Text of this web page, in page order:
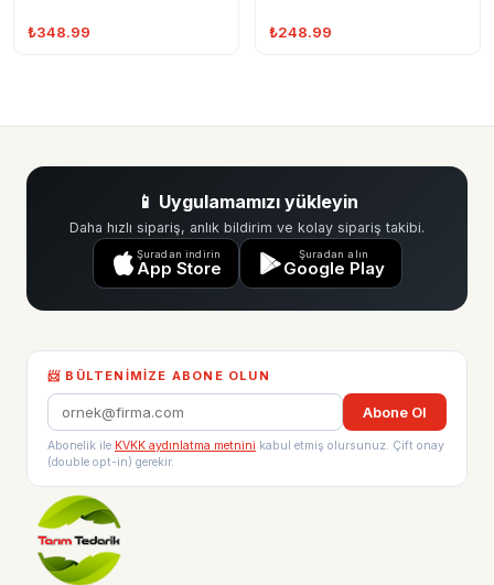
₺348.99 ₺248.99
📱 Uygulamamızı yükleyin
Daha hızlı sipariş, anlık bildirim ve kolay sipariş takibi.
Şuradan indirin
App Store
Şuradan alın
Google Play
📨 BÜLTENIMIZE ABONE OLUN
Abone Ol
Abonelik ile KVKK aydınlatma metnini kabul etmiş olursunuz. Çift onay
(double opt-in) gerekir.